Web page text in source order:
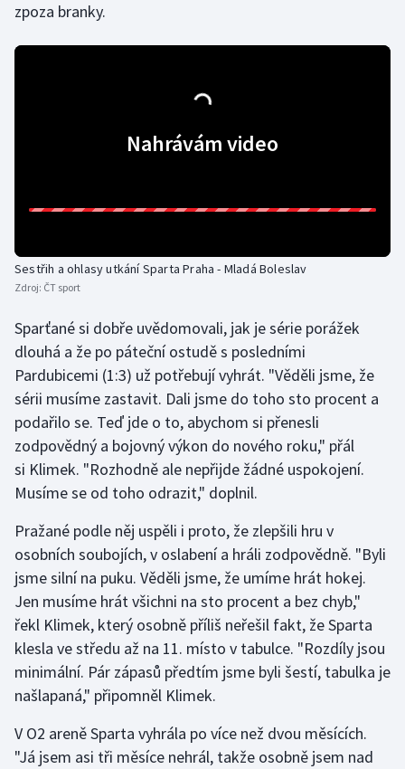
Ragby
Rychlobruslení
Rychlostní kanoistika
Short track
Sportovní střelba
Triatlon
Veslování
Vodní slalom
Volejbal
zpoza branky.
Nahrávám video
Sestřih a ohlasy utkání Sparta Praha - Mladá Boleslav
Zdroj: ČT sport
Sparťané si dobře uvědomovali, jak je série porážek
dlouhá a že po páteční ostudě s posledními
Pardubicemi (1:3) už potřebují vyhrát. "Věděli jsme, že
sérii musíme zastavit. Dali jsme do toho sto procent a
podařilo se. Teď jde o to, abychom si přenesli
zodpovědný a bojovný výkon do nového roku," přál
si Klimek. "Rozhodně ale nepřijde žádné uspokojení.
Musíme se od toho odrazit," doplnil.
Pražané podle něj uspěli i proto, že zlepšili hru v
osobních soubojích, v oslabení a hráli zodpovědně. "Byli
jsme silní na puku. Věděli jsme, že umíme hrát hokej.
Jen musíme hrát všichni na sto procent a bez chyb,"
řekl Klimek, který osobně příliš neřešil fakt, že Sparta
klesla ve středu až na 11. místo v tabulce. "Rozdíly jsou
minimální. Pár zápasů předtím jsme byli šestí, tabulka je
našlapaná," připomněl Klimek.
V O2 areně Sparta vyhrála po více než dvou měsících.
"Já jsem asi tři měsíce nehrál, takže osobně jsem nad